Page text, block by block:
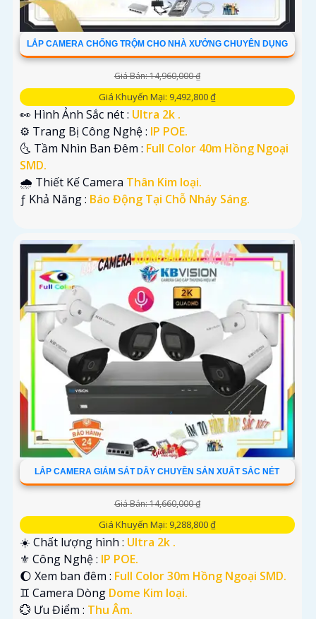
LẮP CAMERA CHỐNG TRỘM CHO NHÀ XƯỞNG CHUYÊN DỤNG
Giá Bán: 14,960,000 ₫
Giá Khuyến Mại: 9,492,800 ₫
️
👀 Hình Ảnh Sắc nét : Ultra 2k .
⚙ Trang Bị Công Nghệ : IP POE.
🌜 Tầm Nhìn Ban Đêm : Full Color 40m Hồng Ngoại
SMD.
🌧️ Thiết Kế Camera Thân Kim loại.
️ƒ Khả Năng : Báo Động Tại Chỗ Nháy Sáng.
LẮP CAMERA GIÁM SÁT DÂY CHUYỀN SẢN XUẤT SẮC NÉT
Giá Bán: 14,660,000 ₫
Giá Khuyến Mại: 9,288,800 ₫
☀️ Chất lượng hình : Ultra 2k .
⚜️ Công Nghệ : IP POE.
🌔 Xem ban đêm : Full Color 30m Hồng Ngoại SMD.
♊ Camera Dòng Dome Kim loại.
️💮 Ưu Điểm : Thu Âm.